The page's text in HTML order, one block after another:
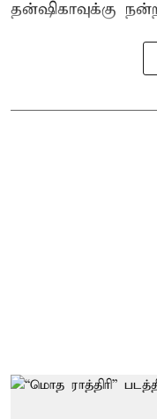
தன்ஷிகாவுக்கு